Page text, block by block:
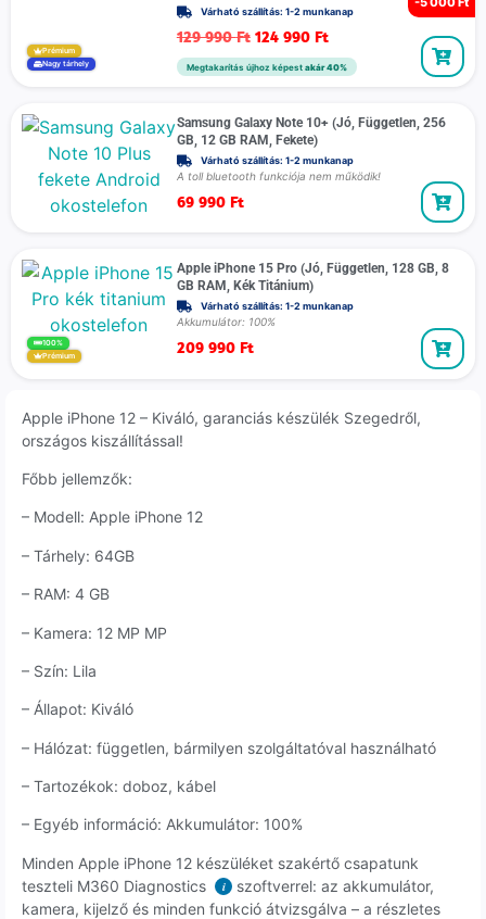
Prémium
Nagy tárhely
Várható szállítás: 1-2 munkanap
129 990Ft 124 990 Ft
Megtakarítás újhoz képest akár 40%
Samsung Galaxy Note 10+ (Jó, Független, 256
GB, 12 GB RAM, Fekete)
Várható szállítás: 1-2 munkanap
A toll bluetooth funkciója nem működik!
69 990 Ft
100%
Prémium
Apple iPhone 15 Pro (Jó, Független, 128 GB, 8
GB RAM, Kék Titánium)
Várható szállítás: 1-2 munkanap
Akkumulátor: 100%
209 990 Ft
Apple iPhone 12 – Kiváló, garanciás készülék Szegedről,
országos kiszállítással!
Főbb jellemzők:
– Modell: Apple iPhone 12
– Tárhely: 64GB
– RAM: 4 GB
– Kamera: 12 MP MP
– Szín: Lila
– Állapot: Kiváló
– Hálózat: független, bármilyen szolgáltatóval használható
– Tartozékok: doboz, kábel
– Egyéb információ: Akkumulátor: 100%
Minden Apple iPhone 12 készüléket szakértő csapatunk
teszteli M360 Diagnostics
i
szoftverrel: az akkumulátor,
kamera, kijelző és minden funkció átvizsgálva – a részletes